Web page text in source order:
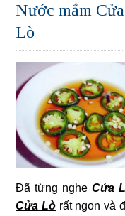
Nước mắm
Lò
Đã từng ngheCửa
Cửa Lò rất ngon và